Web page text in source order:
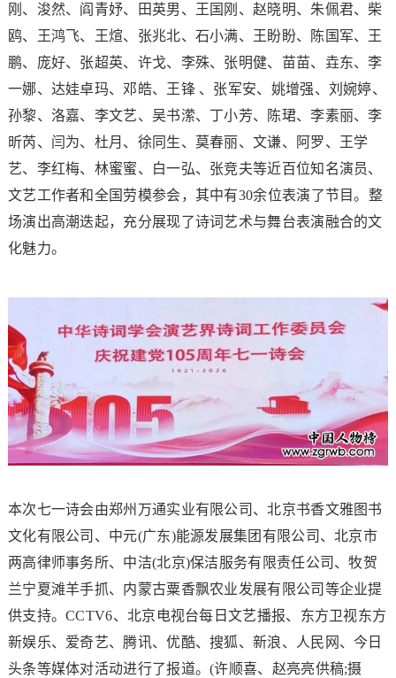
刚、浚然、阎青妤、田英男、王国刚、赵晓明、朱佩君、柴
鸥、王鸿飞、王煊、张兆北、石小满、王盼盼、陈国军、王
鹏、庞好、张超英、许戈、李殊、张明健、苗苗、垚东、李
一娜、达娃卓玛、邓皓、王锋 、张军安、姚增强、刘婉婷、
孙黎、洛嘉、李文艺、吴书潆、丁小芳、陈珺、李素丽、李
昕芮、闫为、杜月、徐同生、莫春丽、文谦、阿罗、王学
艺、李红梅、林蜜蜜、白一弘、张竞夫等近百位知名演员、
文艺工作者和全国劳模参会，其中有30余位表演了节目。整
场演出高潮迭起，充分展现了诗词艺术与舞台表演融合的文
化魅力。
本次七一诗会由郑州万通实业有限公司、北京书香文雅图书
文化有限公司、中元(广东)能源发展集团有限公司、北京市
两高律师事务所、中洁(北京)保洁服务有限责任公司、牧贺
兰宁夏滩羊手抓、内蒙古粟香飘农业发展有限公司等企业提
供支持。CCTV6、北京电视台每日文艺播报、东方卫视东方
新娱乐、爱奇艺、腾讯、优酷、搜狐、新浪、人民网、今日
头条等媒体对活动进行了报道。(许顺喜、赵亮亮供稿;摄